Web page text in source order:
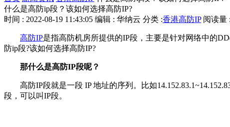
什么是高防ip段？该如何选择高防IP?
时间 : 2022-08-19 11:43:05 编辑 : 华纳云 分类 :香港高防IP 阅读量
高防IP是指高防机房所提供的IP段，主要是针对网络中的
防ip段?该如何选择高防IP?
那什么是高防IP段呢？
高防IP段就是一段 IP 地址的序列。比如
段，可以叫IP段。